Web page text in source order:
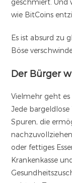
wie BitCoins
Es ist absurd zu
Böse
Der Bürger
Vielmehr geht
Jede
Spuren, die
oder fettiges
Krankenkasse